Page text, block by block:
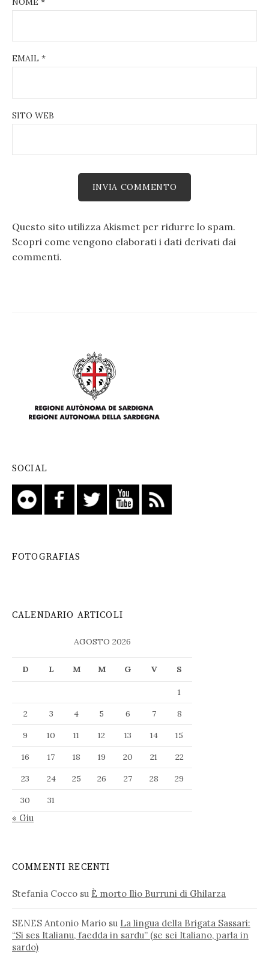
EMAIL *
SITO WEB
Questo sito utilizza Akismet per ridurre lo spam.
Scopri come vengono elaborati i dati derivati dai
commenti.
SOCIAL
FOTOGRAFIAS
CALENDARIO ARTICOLI
AGOSTO 2026
D L M M G V S
1
2
3 4 5 6 7
8
9
10 11 12 13 14
15
16
17 18 19 20 21
22
23
24 25 26 27 28
29
30
31
« Giu
COMMENTI RECENTI
Stefania Cocco su È morto Ilio Burruni di Ghilarza
SENES Antonio Mario su La lingua della Brigata Sassari:
“Si ses Italianu, faedda in sardu” (se sei Italiano, parla in
sardo)